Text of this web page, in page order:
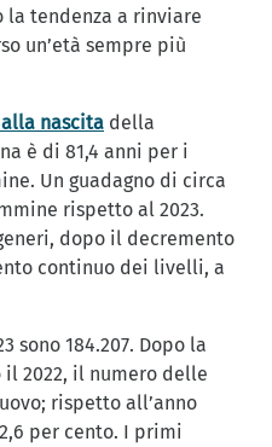
la tendenza a rinviare
un’età sempre più
nascita della
è di 81,4 anni per i
Un guadagno di circa
rispetto al 2023.
dopo il decremento
continuo dei livelli, a
sono 184.207. Dopo la
2022, il numero delle
rispetto all’anno
per cento. I primi